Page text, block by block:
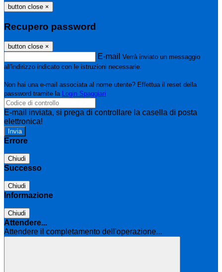
button close ×
Recupero password
button close ×
E-mail Verrà inviato un messaggio
all'indirizzo indicato con le istruzioni necessarie.
Non hai una e-mail associata al nome utente? Effettua il reset della
password tramite la Login Spaggiari
E-mail inviata, si prega di controllare la casella di posta
elettronica!
Errore
Chiudi
Successo
Chiudi
Informazione
Chiudi
Attendere...
Attendere il completamento dell'operazione...